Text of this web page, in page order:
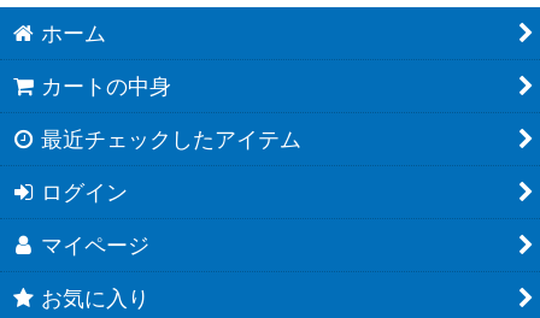
ホーム
カートの中身
最近チェックしたアイテム
ログイン
マイページ
お気に入り